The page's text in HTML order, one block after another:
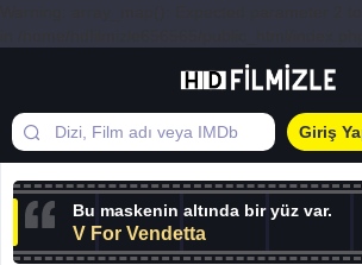
Giriş
Bu maskenin altında bir yüz var.
V For Vendetta